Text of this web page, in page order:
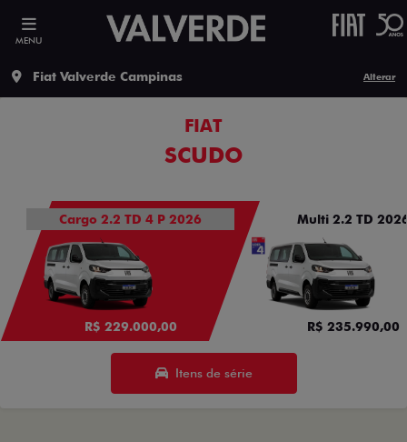
MENU
Fiat Valverde Campinas Alterar
FIAT
SCUDO
Cargo 2.2 TD 4 P 2026
R$ 229.000,00
Multi 2.2 TD
R$ 235.990,00
Itens de série